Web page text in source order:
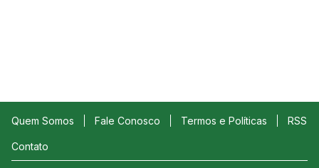
Quem Somos Fale Conosco Termos e Políticas RSS
Contato